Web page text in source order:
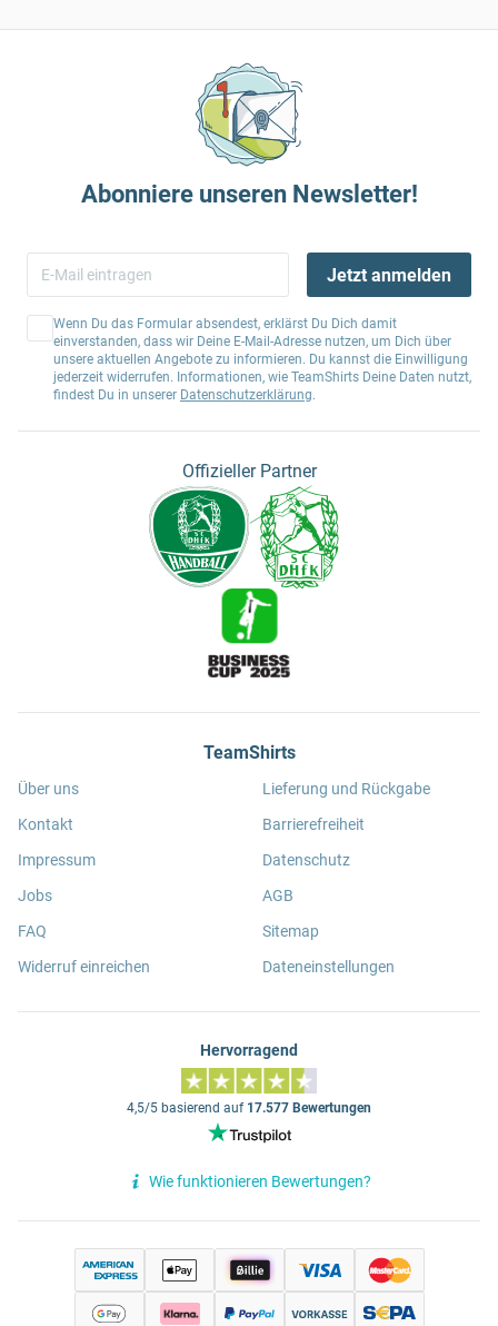
Abonniere unseren Newsletter!
Jetzt anmelden
Wenn Du das Formular absendest, erklärst Du Dich damit
einverstanden, dass wir Deine E-Mail-Adresse nutzen, um Dich über
unsere aktuellen Angebote zu informieren. Du kannst die Einwilligung
jederzeit widerrufen. Informationen, wie TeamShirts Deine Daten nutzt,
findest Du in unserer Datenschutzerklärung.
Offizieller Partner
TeamShirts
Über uns
Kontakt
Impressum
Jobs
FAQ
Widerruf einreichen
Lieferung und Rückgabe
Barrierefreiheit
Datenschutz
AGB
Sitemap
Dateneinstellungen
Hervorragend
4,5/5 basierend auf 17.577 Bewertungen
Wie funktionieren Bewertungen?